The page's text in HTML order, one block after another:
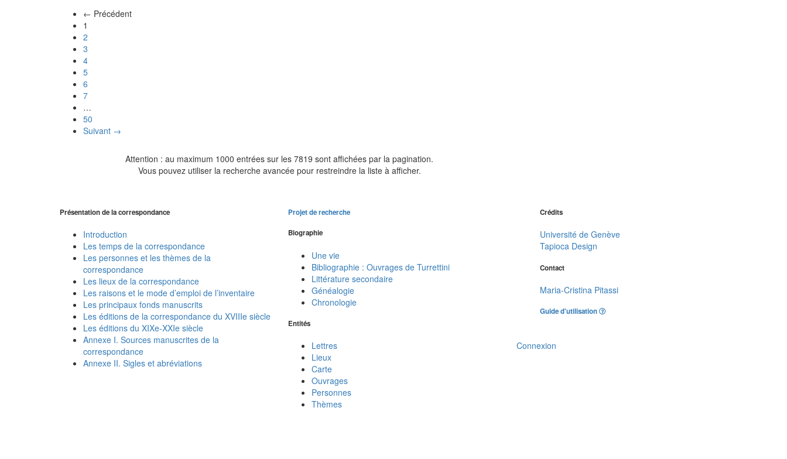
← Précédent
1
2
3
4
5
6
7
…
50
Suivant →
Attention : au maximum 1000 entrées sur les 7819 sont affichées par la pagination.
Vous pouvez utiliser la recherche avancée pour restreindre la liste à afficher.
Présentation de la correspondance
Introduction
Les temps de la correspondance
Les personnes et les thèmes de la
correspondance
Les lieux de la correspondance
Les raisons et le mode d’emploi de l’inventaire
Les principaux fonds manuscrits
Les éditions de la correspondance du XVIIIe siècle
Les éditions du XIXe-XXIe siècle
Annexe I. Sources manuscrites de la
correspondance
Annexe II. Sigles et abréviations
Projet de recherche
Biographie
Une vie
Bibliographie : Ouvrages de Turrettini
Littérature secondaire
Généalogie
Chronologie
Entités
Lettres
Lieux
Carte
Ouvrages
Personnes
Thèmes
Crédits
Université de Genève
Tapioca Design
Contact
Maria-Cristina Pitassi
Guide d'utilisation
Connexion